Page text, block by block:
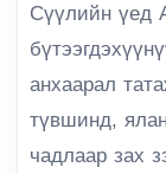
Сүүлийн үед
анхаарал
түвшинд,
чадлаар зах